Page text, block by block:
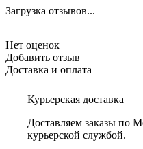
Загрузка отзывов...
Нет оценок
Добавить отзыв
Доставка и оплата
Курьерская доставка
Доставляем заказы по
курьерской службой.